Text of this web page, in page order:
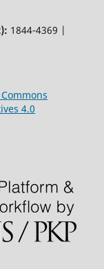
1844-4369 |
4.0